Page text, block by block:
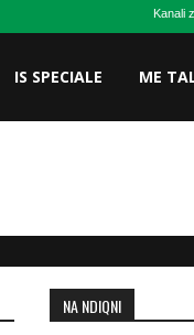
Kanali
IS SPECIALE ME
NA NDIQNI